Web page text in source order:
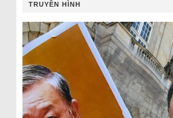
TRUYỀN HÌNH